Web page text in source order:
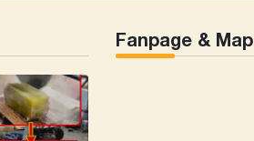
Fanpage & Map